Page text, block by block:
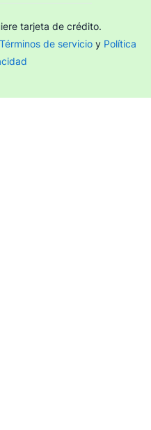
tarjeta de crédito.
Términos de servicio y Política